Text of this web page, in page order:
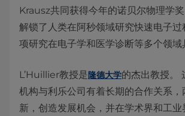
Krausz共同获得今年的诺贝尔物理学
解锁了人类在阿秒领域研究快速电子过
项研究在电子学和医学诊断等多个领域
L’Huillier教授是隆德大学的杰出教授。
机构与利乐公司有着长期的合作关系，
新，创造发展机会，并在学术界和工业